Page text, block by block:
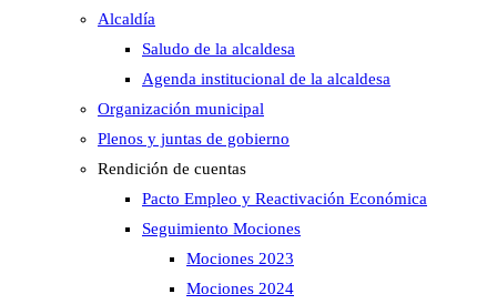
Alcaldía
Saludo de la alcaldesa
Agenda institucional de la alcaldesa
Organización municipal
Plenos y juntas de gobierno
Rendición de cuentas
Pacto Empleo y Reactivación Económica
Seguimiento Mociones
Mociones 2023
Mociones 2024